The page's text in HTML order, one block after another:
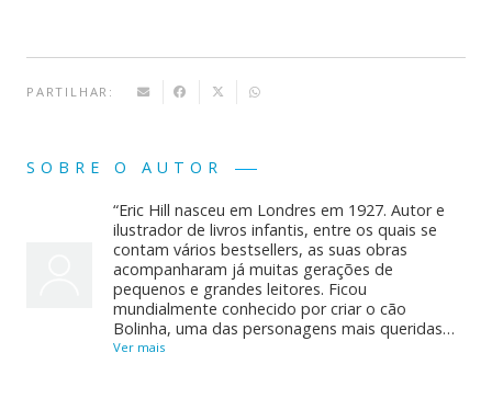
PARTILHAR:
SOBRE O AUTOR
“Eric Hill nasceu em Londres em 1927. Autor e
ilustrador de livros infantis, entre os quais se
contam vários bestsellers, as suas obras
acompanharam já muitas gerações de
pequenos e grandes leitores. Ficou
mundialmente conhecido por criar o cão
Bolinha, uma das personagens mais queridas…
Ver mais